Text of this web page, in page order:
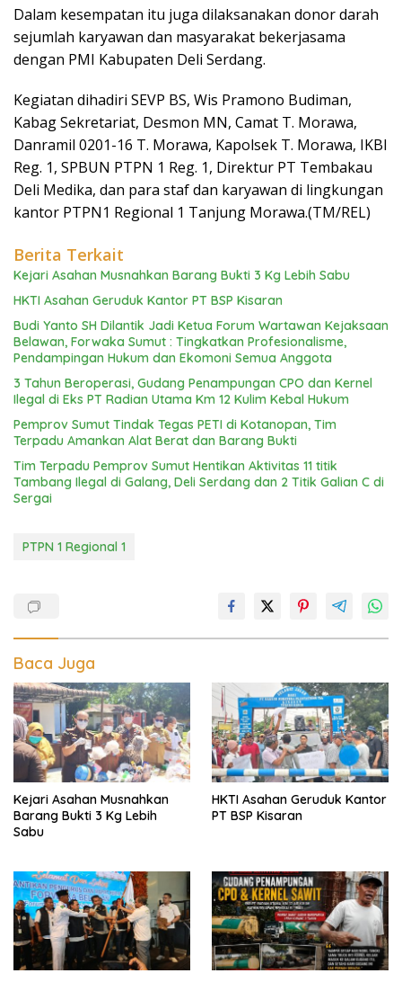
Dalam kesempatan itu juga dilaksanakan donor darah
sejumlah karyawan dan masyarakat bekerjasama
dengan PMI Kabupaten Deli Serdang.
Kegiatan dihadiri SEVP BS, Wis Pramono Budiman,
Kabag Sekretariat, Desmon MN, Camat T. Morawa,
Danramil 0201-16 T. Morawa, Kapolsek T. Morawa, IKBI
Reg. 1, SPBUN PTPN 1 Reg. 1, Direktur PT Tembakau
Deli Medika, dan para staf dan karyawan di lingkungan
kantor PTPN1 Regional 1 Tanjung Morawa.(TM/REL)
Berita Terkait
Kejari Asahan Musnahkan Barang Bukti 3 Kg Lebih Sabu
HKTI Asahan Geruduk Kantor PT BSP Kisaran
Budi Yanto SH Dilantik Jadi Ketua Forum Wartawan Kejaksaan
Belawan, Forwaka Sumut : Tingkatkan Profesionalisme,
Pendampingan Hukum dan Ekomoni Semua Anggota
3 Tahun Beroperasi, Gudang Penampungan CPO dan Kernel
Ilegal di Eks PT Radian Utama Km 12 Kulim Kebal Hukum
Pemprov Sumut Tindak Tegas PETI di Kotanopan, Tim
Terpadu Amankan Alat Berat dan Barang Bukti
Tim Terpadu Pemprov Sumut Hentikan Aktivitas 11 titik
Tambang Ilegal di Galang, Deli Serdang dan 2 Titik Galian C di
Sergai
PTPN 1 Regional 1
Baca Juga
Kejari Asahan Musnahkan
Barang Bukti 3 Kg Lebih
Sabu
HKTI Asahan Geruduk Kantor
PT BSP Kisaran